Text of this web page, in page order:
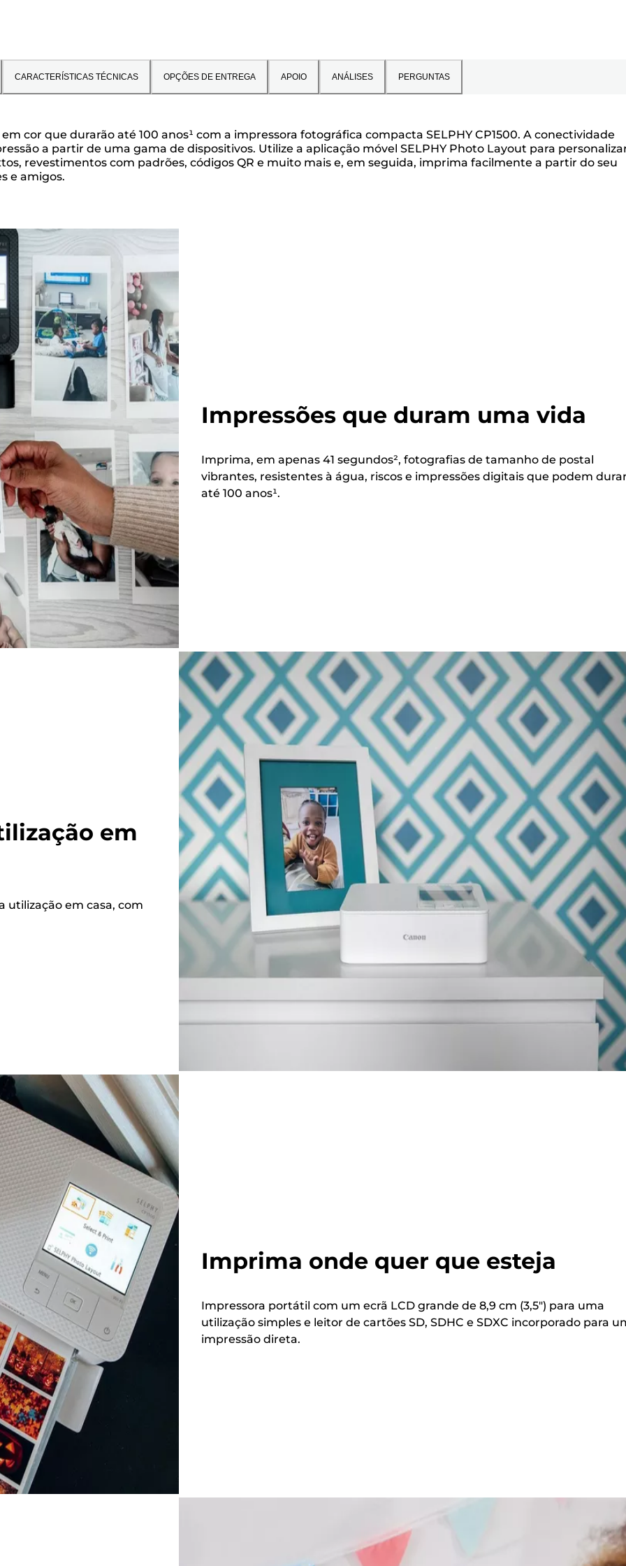
CARACTERÍSTICAS TÉCNICAS OPÇÕES DE ENTREGA APOIO ANÁLISES PERGUNTAS
cor que durarão até 100 anos¹ com a impressora fotográfica compacta SELPHY CP1500. A conectividade
a partir de uma gama de dispositivos. Utilize a aplicação móvel SELPHY Photo Layout para
revestimentos com padrões, códigos QR e muito mais e, em seguida, imprima facilmente a partir do seu
e amigos.
Impressões que duram uma vida
Imprima, em apenas 41 segundos², fotografias de tamanho de postal
vibrantes, resistentes à água, riscos e impressões digitais que podem
até 100 anos¹.
em
utilização em casa, com
Imprima onde quer que esteja
Impressora portátil com um ecrã LCD grande de 8,9 cm (3,5") para uma
utilização simples e leitor de cartões SD, SDHC e SDXC incorporado para
impressão direta.